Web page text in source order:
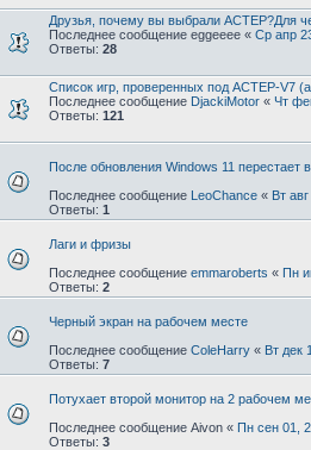
Друзья, почему вы выбрали АСТЕР?Для
Последнее сообщение eggeeee « Ср апр
Ответы: 28
Список игр, проверенных под АСТЕР-V7
Последнее сообщение DjackiMotor « Чт
Ответы: 121
После обновления Windows 11 перестает
Последнее сообщение LeoChance « Вт
Ответы: 1
Лаги и фризы
Последнее сообщение emmaroberts « Пн
Ответы: 2
Черный экран на рабочем месте
Последнее сообщение ColeHarry « Вт дек
Ответы: 7
Потухает второй монитор на 2 рабочем
Последнее сообщение Aivon « Пн сен 01,
Ответы: 3